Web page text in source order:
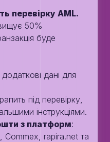
перевірку AML.
50%
буде
дані для
під перевірку,
інструкціями.
з платформ:
Commex, rapira.net та